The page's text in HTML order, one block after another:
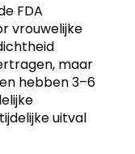
FDA
vrouwelijke
maar
hebben 3–6
uitval